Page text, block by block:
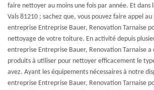
faire nettoyer au moins une fois par année. Et dans
Vals 81210 ; sachez que, vous pouvez faire appel
entreprise Entreprise Bauer, Renovation Tarnaise
nettoyage de votre toiture. En activité depuis
entreprise Entreprise Bauer, Renovation Tarnaise a
produits à utiliser pour nettoyer efficacement le
avez. Ayant les équipements nécessaires à notre
entreprise Entreprise Bauer, Renovation Tarnaise